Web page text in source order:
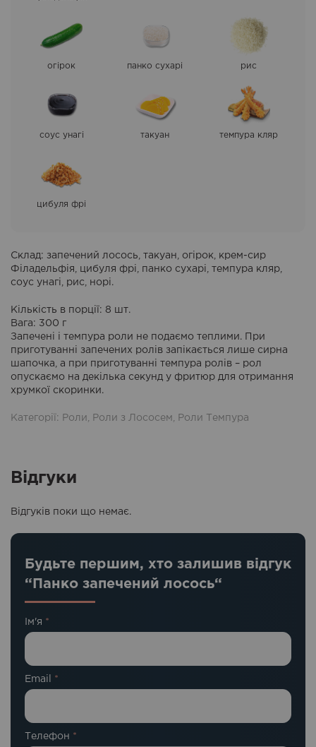
огірок панко сухарі рис
соус унагі такуан темпура кляр
цибуля фрі
Склад: запечений лосось, такуан, огірок, крем-сир
Філадельфія, цибуля фрі, панко сухарі, темпура кляр,
соус унагі, рис, норі.
Кількість в порції: 8 шт.
Вага: 300 г
Запечені і темпура роли не подаємо теплими. При
приготуванні запечених ролів запікається лише сирна
шапочка, а при приготуванні темпура ролів – рол
опускаємо на декілька секунд у фритюр для отримання
хрумкої скоринки.
Категорії: Роли Роли з Лососем Роли Темпура
Відгуки
Відгуків поки що немає.
Будьте першим, хто залишив відгук
“Панко запечений лосось“
Ім'я *
Email *
Телефон *